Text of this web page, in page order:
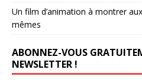
Un film d’animation à montrer
mêmes
ABONNEZ-VOUS
NEWSLETTER !